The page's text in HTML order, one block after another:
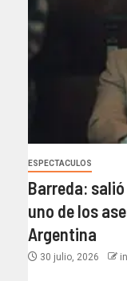
ESPECTACULOS
Barreda:
uno de los
Argentina
30 julio, 2026